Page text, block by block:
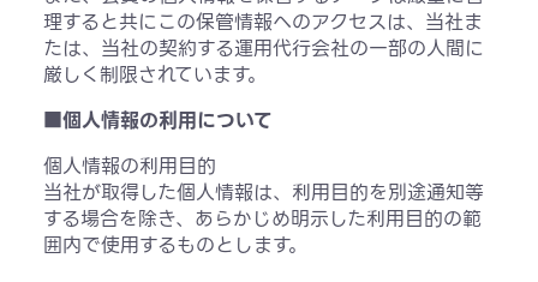
理すると共にこの保管情報へのアクセスは、当社ま
たは、当社の契約する運用代行会社の一部の人間に
厳しく制限されています。
■個人情報の利用について
個人情報の利用目的
当社が取得した個人情報は、利用目的を別途通知等
する場合を除き、あらかじめ明示した利用目的の範
囲内で使用するものとします。